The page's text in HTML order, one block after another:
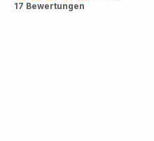
ratings.3.4
17 Bewertungen